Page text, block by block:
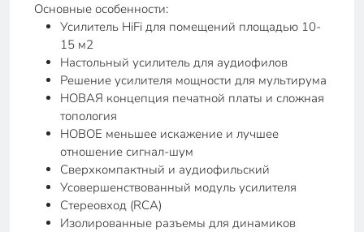
Основные особенности:
Усилитель HiFi для помещений площадью 10-
15 м2
Настольный усилитель для аудиофилов
Решение усилителя мощности для мультирума
НОВАЯ концепция печатной платы и сложная
топология
НОВОЕ меньшее искажение и лучшее
отношение сигнал-шум
Сверхкомпактный и аудиофильский
Усовершенствованный модуль усилителя
Стереовход (RCA)
Изолированные разъемы для динамиков